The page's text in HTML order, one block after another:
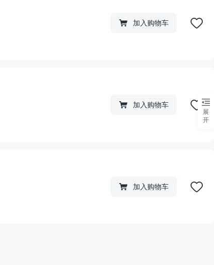
加入购物车
加入购物车
加入购物车
展
开